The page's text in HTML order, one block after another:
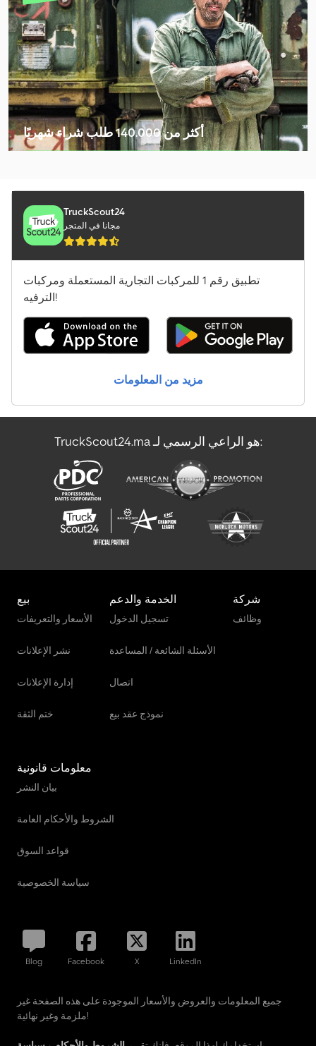
Caterpillar 938M
Caterpillar 953
Caterpillar 966M
Caterpillar 980M
Caterpillar Cs64B
Caterpillar D5
Caterpillar D8T
Caterpillar M314
Caterpillar M315F
Caterpillar Th408D
Jcb 36C-I
Jcb 540-170
Kaeser M 250
أكثر من 140.000 طلب شراء شهريًا
TruckScout24
مجانا في المتجر
تطبيق رقم 1 للمركبات التجارية المستعملة ومركبات
الترفيه!
مزيد من المعلومات
TruckScout24.ma هو الراعي الرسمي لـ:
بيع
الأسعار والتعريفات
نشر الإعلانات
إدارة الإعلانات
ختم الثقة
الخدمة والدعم
تسجيل الدخول
الأسئلة الشائعة / المساعدة
اتصال
نموذج عقد بيع
شركة
وظائف
معلومات قانونية
بيان النشر
الشروط والأحكام العامة
قواعد السوق
سياسة الخصوصية
Blog Facebook X LinkedIn
جميع المعلومات والعروض والأسعار الموجودة على هذه الصفحة غير
ملزمة وغير نهائية!